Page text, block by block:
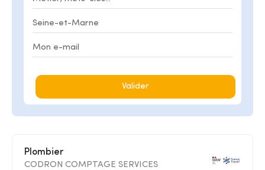
Valider
Plombier
CODRON COMPTAGE SERVICES